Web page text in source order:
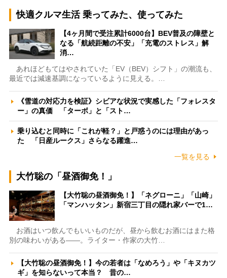
快適クルマ生活 乗ってみた、使ってみた
【4ヶ月間で受注累計6000台】BEV普及の障壁と
なる「航続距離の不安」「充電のストレス」解
消…
あれほどもてはやされていた「EV（BEV）シフト」の潮流も、
最近では減速基調になっているように見える。…
《雪道の対応力を検証》シビアな状況で実感した「フォレスタ
ー」の真価 「ターボ」と「スト…
乗り込むと同時に「これが軽？」と戸惑うのには理由があっ
た 「日産ルークス」さらなる躍進…
一覧を見る
大竹聡の「昼酒御免！」
【大竹聡の昼酒御免！】「ネグローニ」「山崎」
「マンハッタン」新宿三丁目の隠れ家バーで1…
お酒はいつ飲んでもいいものだが、昼から飲むお酒にはまた格
別の味わいがある――。ライター・作家の大竹…
【大竹聡の昼酒御免！】今の若者は「なめろう」や「キヌカツ
ギ」を知らないって本当？ 昔の…